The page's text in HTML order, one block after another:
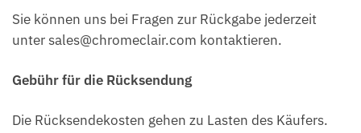
Sie können uns bei Fragen zur Rückgabe jederzeit
unter sales@chromeclair.com kontaktieren.
Gebühr für die Rücksendung
Die Rücksendekosten gehen zu Lasten des Käufers.